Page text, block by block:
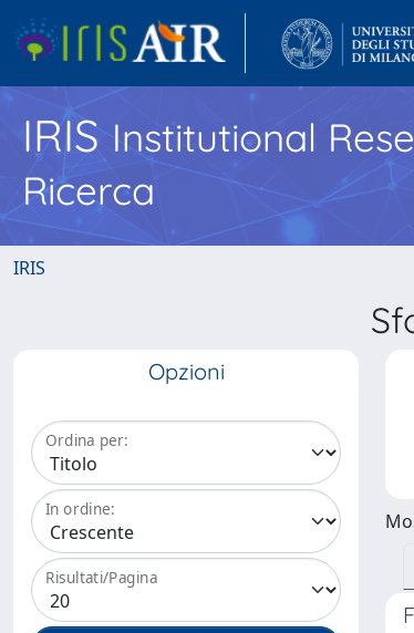
IRISInstitutional
Ricerca
IRIS
Opzioni
Ordina per:
In ordine:
Risultati/Pagina